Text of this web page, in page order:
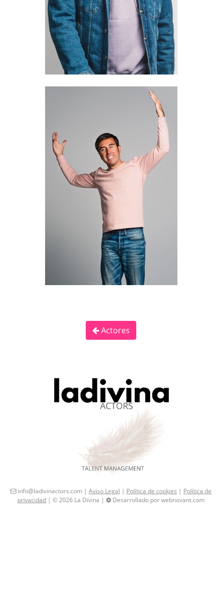
Actores
info@ladivinactors.com | Aviso Legal | Política de cookies | Política de
privacidad | © 2026 La Divina | Desarrollado por webnovant.com